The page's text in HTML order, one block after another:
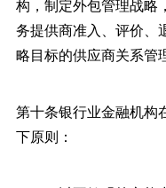
构，制定外包管理战略
务提供商准入、评价、
略目标的供应商关系管
第十条银行业金融机构
下原则：